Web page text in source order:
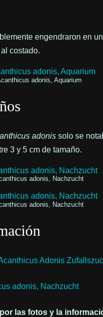
engendraron en
costado.
adonis, Aquarium
adonis solo se
3 y 5 cm de tamaño.
adonis, Nachzucht
adonis, Nachzucht
Adonis
adonis, Nachzucht
las fotos y la